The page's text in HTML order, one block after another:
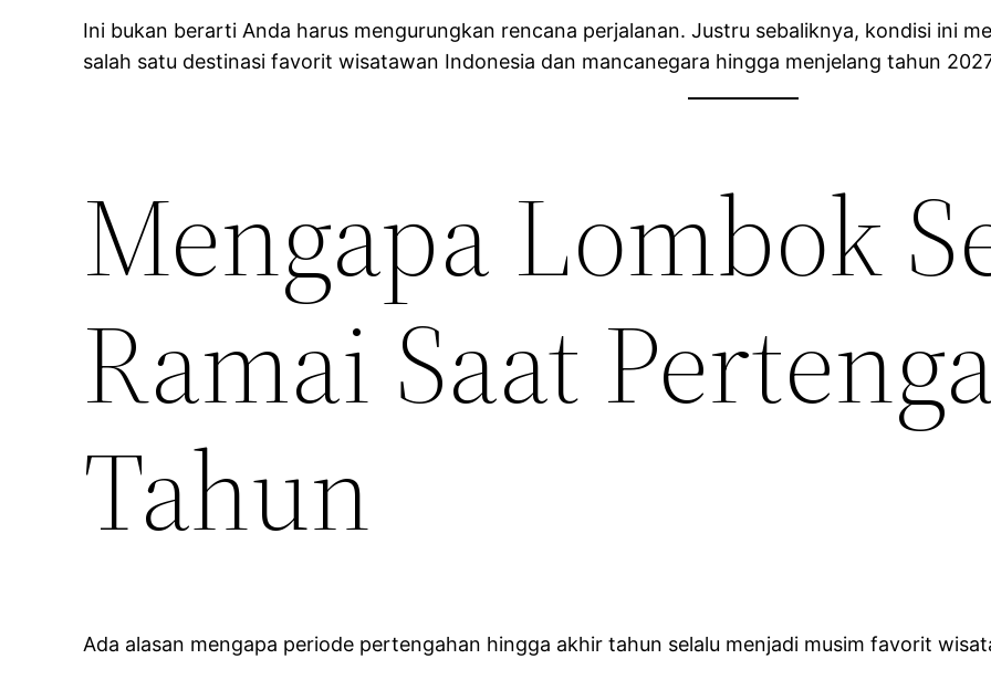
Ini bukan berarti Anda harus mengurungkan rencana perjalanan. Justru sebaliknya, kondisi ini
salah satu destinasi favorit wisatawan Indonesia dan mancanegara hingga menjelang tahun
Mengapa Lombok
Ramai Saat
Tahun
Ada alasan mengapa periode pertengahan hingga akhir tahun selalu menjadi musim favorit